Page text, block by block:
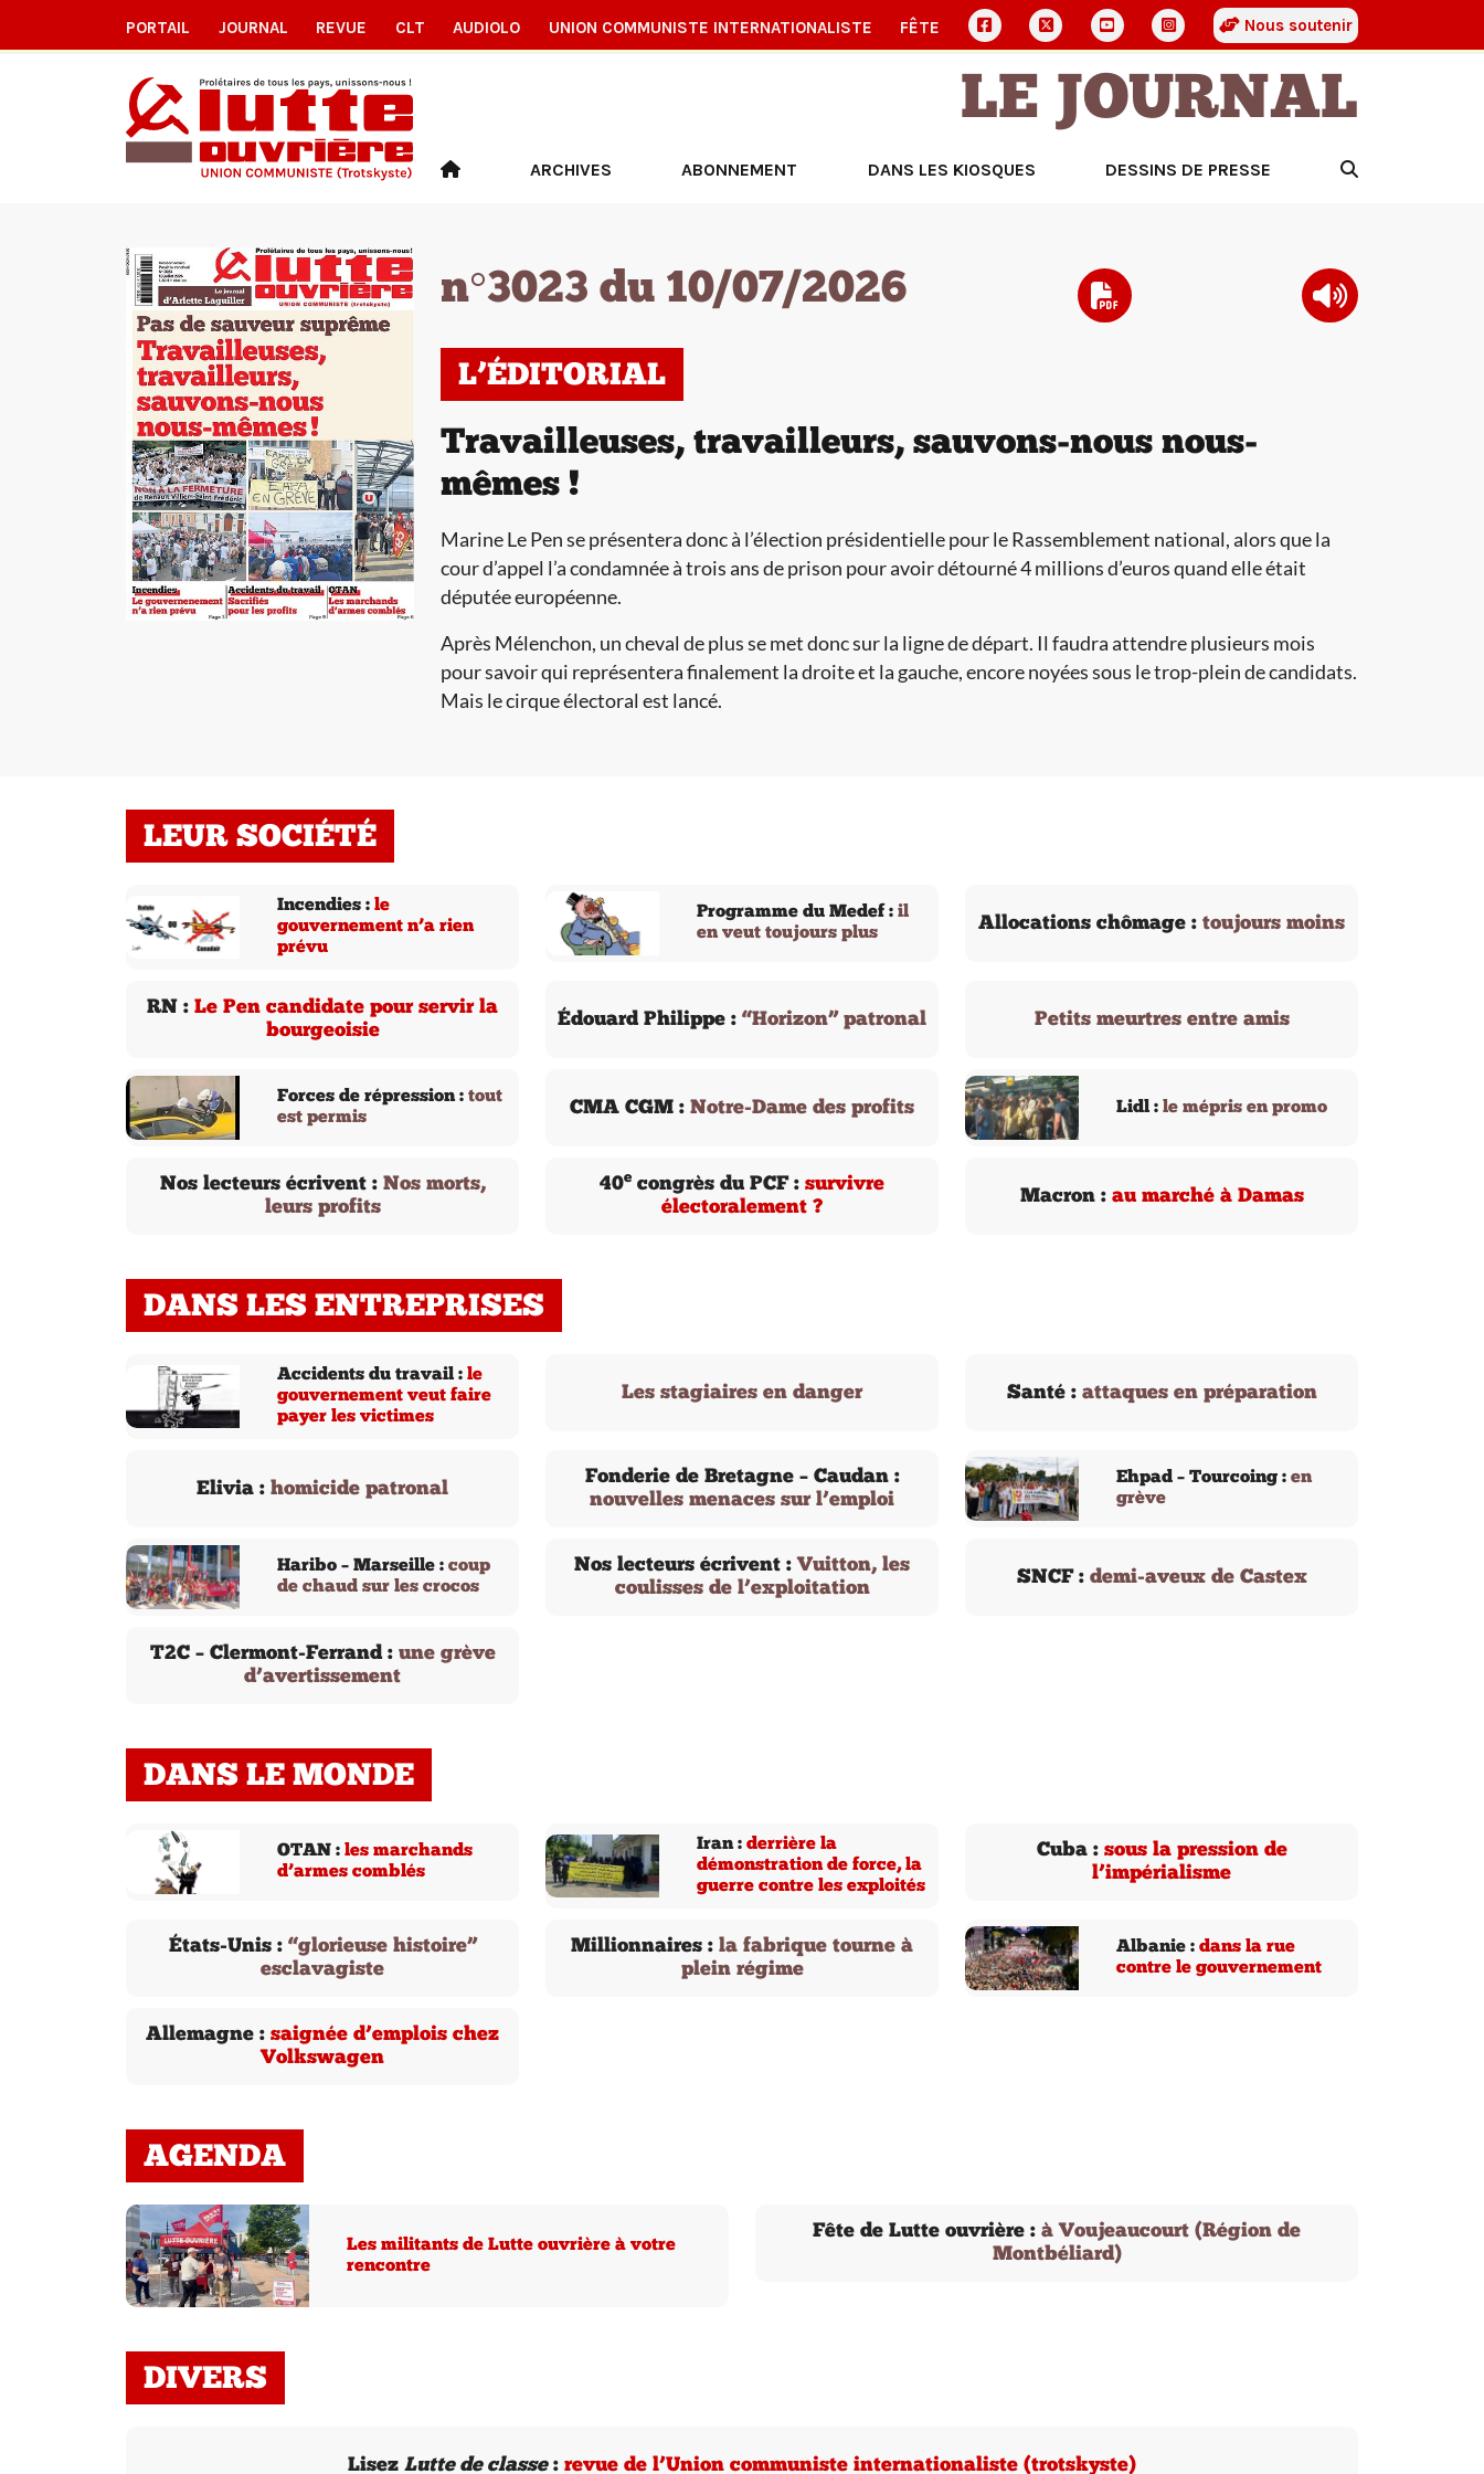
PORTAIL JOURNAL REVUE CLT AUDIOLO UNION COMMUNISTE INTERNATIONALISTE FÊTE Nous soutenir
LE JOURNAL
ARCHIVES ABONNEMENT DANS LES KIOSQUES DESSINS DE PRESSE
n°3023 du 10/07/2026
L’ÉDITORIAL
Travailleuses, travailleurs, sauvons-nous nous-
mêmes !
Marine Le Pen se présentera donc à l’élection présidentielle pour le Rassemblement national, alors que la
cour d’appel l’a condamnée à trois ans de prison pour avoir détourné 4 millions d’euros quand elle était
députée européenne.
Après Mélenchon, un cheval de plus se met donc sur la ligne de départ. Il faudra attendre plusieurs mois
pour savoir qui représentera finalement la droite et la gauche, encore noyées sous le trop-plein de candidats.
Mais le cirque électoral est lancé.
LEUR SOCIÉTÉ
Incendies : le
gouvernement n’a rien
prévu
Programme du Medef : il
en veut toujours plus
Allocations chômage : toujours moins
RN : Le Pen candidate pour servir la
bourgeoisie
Édouard Philippe : “Horizon” patronal Petits meurtres entre amis
Forces de répression : tout
est permis
CMA CGM : Notre-Dame des profits Lidl : le mépris en promo
Nos lecteurs écrivent : Nos morts,
leurs profits
40e congrès du PCF : survivre
électoralement ?
Macron : au marché à Damas
DANS LES ENTREPRISES
Accidents du travail : le
gouvernement veut faire
payer les victimes
Les stagiaires en danger Santé : attaques en préparation
Elivia : homicide patronal
Fonderie de Bretagne – Caudan :
nouvelles menaces sur l’emploi
Ehpad – Tourcoing : en
grève
Haribo – Marseille : coup
de chaud sur les crocos
Nos lecteurs écrivent : Vuitton, les
coulisses de l’exploitation
SNCF : demi-aveux de Castex
T2C – Clermont-Ferrand : une grève
d’avertissement
DANS LE MONDE
OTAN : les marchands
d’armes comblés
Iran : derrière la
démonstration de force, la
guerre contre les exploités
Cuba : sous la pression de
l’impérialisme
États-Unis : “glorieuse histoire”
esclavagiste
Millionnaires : la fabrique tourne à
plein régime
Albanie : dans la rue
contre le gouvernement
Allemagne : saignée d’emplois chez
Volkswagen
AGENDA
Les militants de Lutte ouvrière à votre
rencontre
Fête de Lutte ouvrière : à Voujeaucourt (Région de
Montbéliard)
DIVERS
Lisez Lutte de classe: revue de l’Union communiste internationaliste (trotskyste)